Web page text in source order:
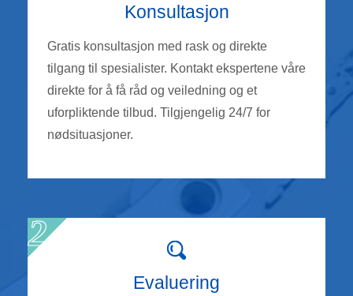
Konsultasjon
Gratis konsultasjon med rask og direkte
tilgang til spesialister. Kontakt ekspertene våre
direkte for å få råd og veiledning og et
uforpliktende tilbud. Tilgjengelig 24/7 for
nødsituasjoner.
Evaluering